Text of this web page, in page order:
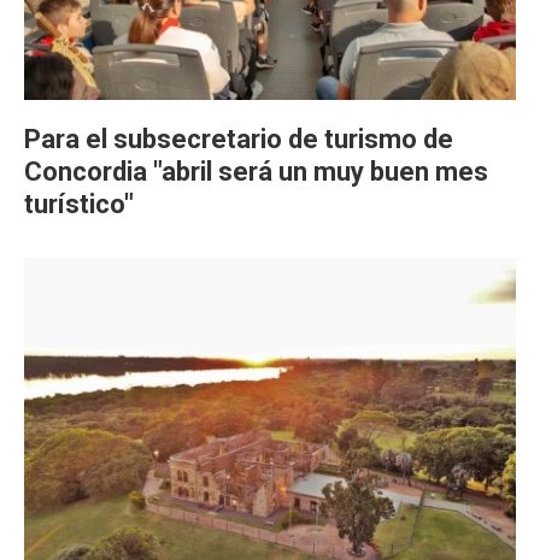
Para el subsecretario de turismo de
Concordia "abril será un muy buen mes
turístico"